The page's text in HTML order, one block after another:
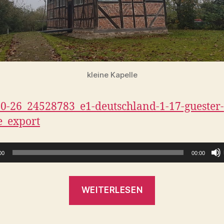
kleine Kapelle
26_24528783_e1-deutschland-1-17-guester-
00:00
WEITERLESEN